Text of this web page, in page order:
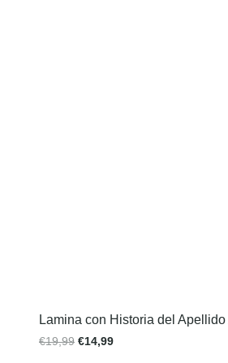
Lamina con Historia del
€19,99 €14,99